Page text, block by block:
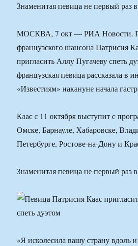
Знаменитая певица не первый раз
МОСКВА, 7 окт — РИА Новости.
французского шансона Патрисия
пригласить Аллу Пугачеву спеть
французская певица рассказала в
«Известиям» накануне начала
Каас с 11 октября выступит с
Омске, Барнауле, Хабаровске,
Петербурге, Ростове-на-Дону и
Знаменитая певица не первый раз
«Я исколесила вашу страну вдоль